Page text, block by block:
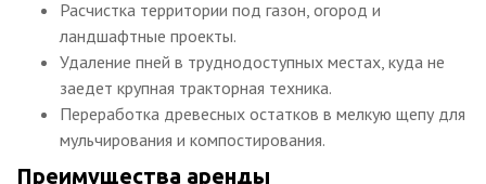
Расчистка территории под газон, огород и
ландшафтные проекты.
Удаление пней в труднодоступных местах, куда не
заедет крупная тракторная техника.
Переработка древесных остатков в мелкую щепу для
мульчирования и компостирования.
Преимущества аренды